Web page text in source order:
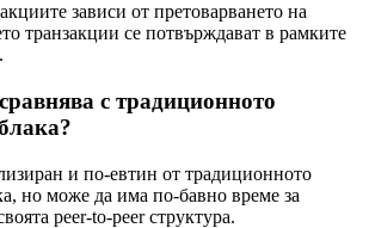
зависи от претоварването на
транзакции се потвърждават в рамките
с традиционното
и по-евтин от традиционното
но може да има по-бавно време за
peer-to-peer структура.